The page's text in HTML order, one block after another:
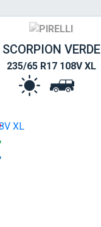
SCORPION VERDE
235/65 R17 108V XL